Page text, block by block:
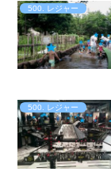
500. レジャー
500. レジャー